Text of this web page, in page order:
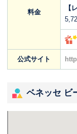
料金
【
公式サイト
ベネッセ ビ